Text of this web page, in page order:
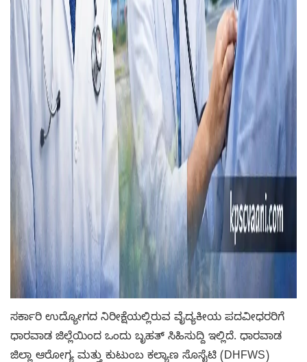
ಸರ್ಕಾರಿ ಉದ್ಯೋಗದ ನಿರೀಕ್ಷೆಯಲ್ಲಿರುವ ವೈದ್ಯಕೀಯ ಪದವೀಧರರಿಗೆ
ಧಾರವಾಡ ಜಿಲ್ಲೆಯಿಂದ ಒಂದು ಬೃಹತ್ ಸಿಹಿಸುದ್ದಿ ಇಲ್ಲಿದೆ. ಧಾರವಾಡ
ಜಿಲ್ಲಾ ಆರೋಗ್ಯ ಮತ್ತು ಕುಟುಂಬ ಕಲ್ಯಾಣ ಸೊಸೈಟಿ (DHFWS)